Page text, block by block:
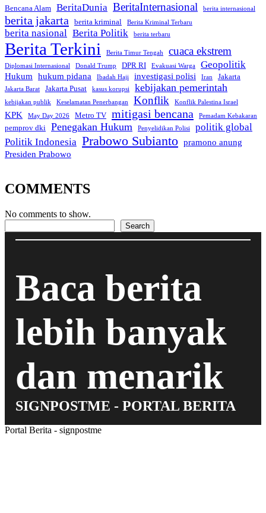
Bencana Alam BeritaDunia BeritaInternasional berita internasional
berita jakarta berita kriminal Berita Kriminal Terbaru
berita nasional Berita Politik berita terbaru
Berita Terkini Berita Timur Tengah cuaca ekstrem
Diplomasi Internasional Donald Trump DPR RI Evakuasi Warga Geopolitik
Hukum hukum pidana Ibadah Haji investigasi polisi Iran Jakarta
Jakarta Barat Jakarta Pusat kasus korupsi kebijakan pemerintah
kebijakan publik Keselamatan Penerbangan Konflik Konflik Palestina Israel
KPK May Day 2026 Metro TV mitigasi bencana Pemadam Kebakaran
pemprov dki Penegakan Hukum Penyelidikan Polisi
politik global
Politik Indonesia Prabowo Subianto pramono anung
Presiden Prabowo
COMMENTS
No comments to show.
Search
Baca berita
lebih banyak
dan menarik
SIGNPOSTME - PORTAL BERITA
Portal Berita - signpostme